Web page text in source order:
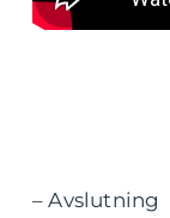
– Avslutning